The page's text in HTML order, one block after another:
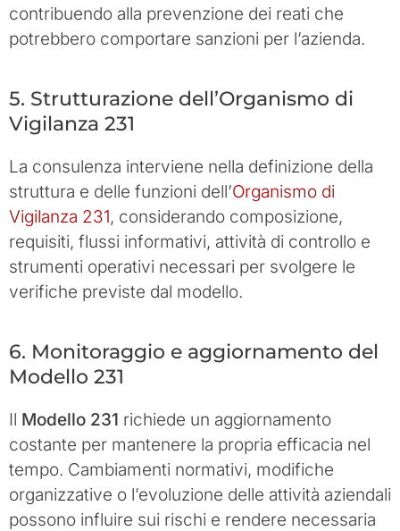
contribuendo alla prevenzione dei reati che
potrebbero comportare sanzioni per l’azienda.
5. Strutturazione dell’Organismo di
Vigilanza 231
La consulenza interviene nella definizione della
struttura e delle funzioni dell’Organismo di
Vigilanza 231, considerando composizione,
requisiti, flussi informativi, attività di controllo e
strumenti operativi necessari per svolgere le
verifiche previste dal modello.
6. Monitoraggio e aggiornamento del
Modello 231
Il Modello 231 richiede un aggiornamento
costante per mantenere la propria efficacia nel
tempo. Cambiamenti normativi, modifiche
organizzative o l’evoluzione delle attività aziendali
possono influire sui rischi e rendere necessaria